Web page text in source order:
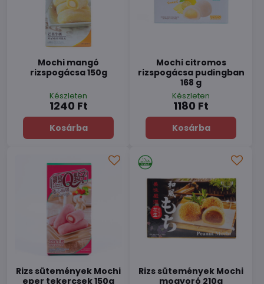
Mochi mangó
rizspogácsa 150g
Készleten
1240 Ft
Kosárba
Mochi citromos
rizspogácsa pudingban
168 g
Készleten
1180 Ft
Kosárba
Rizs sütemények Mochi
eper tekercsek 150g
Rizs sütemények Mochi
mogyoró 210g